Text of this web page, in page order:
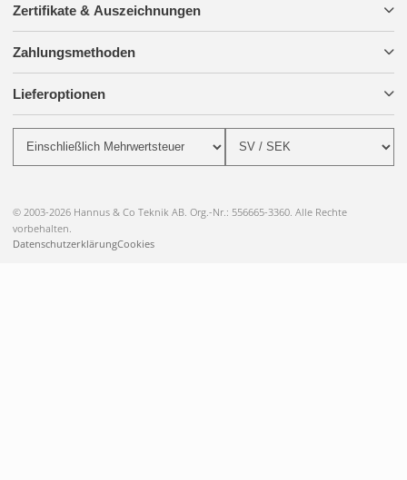
Zertifikate & Auszeichnungen
Zahlungsmethoden
Lieferoptionen
© 2003-2026 Hannus & Co Teknik AB. Org.-Nr.: 556665-3360. Alle Rechte
vorbehalten.
DatenschutzerklärungCookies